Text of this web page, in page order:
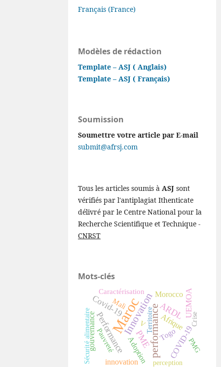
Français (France)
Modèles de rédaction
Template – ASJ ( Anglais)
Template – ASJ ( Français)
Soumission
Soumettre votre article par E-mail
submit@afrsj.com
Tous les articles soumis àASJ sont
vérifiés par l'antiplagiat Ithenticate
délivré par le Centre National pour la
Recherche Scientifique et Technique -
CNRST
Mots-clés
Marocperformance
Innovation
Performance ARDL
PME
Covid-19 UEMOA
Afrique
COVID-19
Morocco
Adoption
gouvernance
innovation
Togo
Pauvreté
Caractérisation
V
Mali
PMG
perception
Sécurité alimentaire Territoire Crise